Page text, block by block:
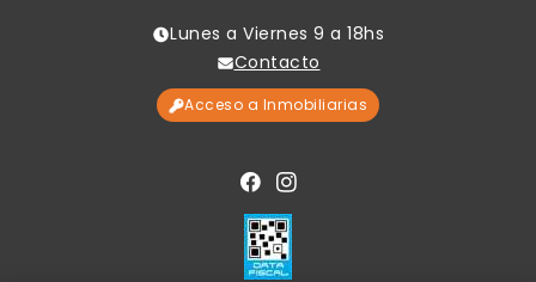
Lunes a Viernes 9 a 18hs
Contacto
Acceso a Inmobiliarias